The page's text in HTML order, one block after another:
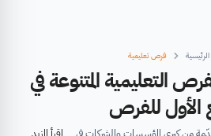
الرئيسية فرص تعليمية
التعليمية المتنوعة في
الأول للفرص